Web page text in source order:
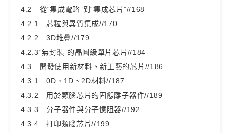
4.2 從“集成電路”到“集成芯片”//168
4.2.1 芯粒與異質集成//170
4.2.2 3D堆疊//179
4.2.3“無封裝”的晶圓級單片芯片//184
4.3 開發使用新材料、新工藝的芯片//186
4.3.1 0D、1D、2D材料//187
4.3.2 用於類腦芯片的固態離子器件//189
4.3.3 分子器件與分子憶阻器//192
4.3.4 打印類腦芯片//199